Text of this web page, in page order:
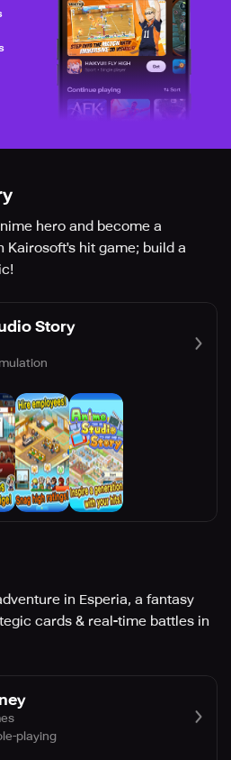
hero and become a
hit game; build a
Story
in Esperia, a fantasy
cards & real-time battles in
playing